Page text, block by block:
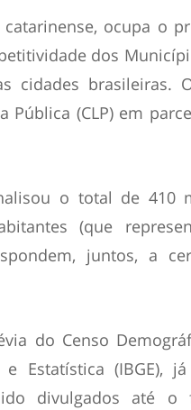
ocupa o
dos
cidades brasileiras.
Pública (CLP) em
o total de 410
(que
juntos, a
do Censo
Estatística (IBGE),
divulgados até o